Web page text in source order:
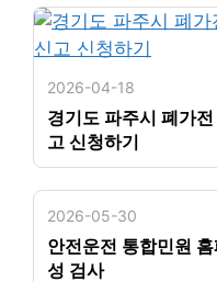
2026-04-18
경기도 파주시 폐가
고 신청하기
2026-05-30
안전운전 통합민원
성 검사